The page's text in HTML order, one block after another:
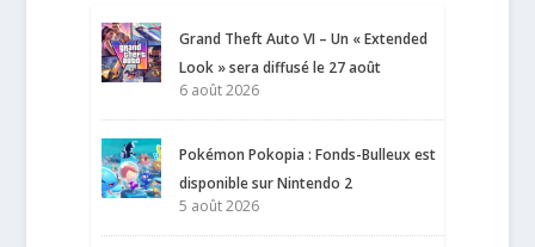
Grand Theft Auto VI – Un « Extended
Look » sera diffusé le 27 août
6 août 2026
Pokémon Pokopia : Fonds-Bulleux est
disponible sur Nintendo 2
5 août 2026